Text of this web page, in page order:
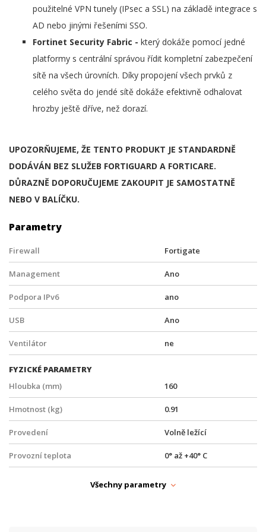
použitelné VPN tunely (IPsec a SSL) na základě integrace s
AD nebo jinými řešeními SSO.
Fortinet Security Fabric - který dokáže pomocí jedné
platformy s centrální správou řídit kompletní zabezpečení
sítě na všech úrovních. Díky propojení všech prvků z
celého světa do jendé sítě dokáže efektivně odhalovat
hrozby ještě dříve, než dorazí.
UPOZORŇUJEME, ŽE TENTO PRODUKT JE STANDARDNĚ
DODÁVÁN BEZ SLUŽEB FORTIGUARD A FORTICARE.
DŮRAZNĚ DOPORUČUJEME ZAKOUPIT JE SAMOSTATNĚ
NEBO V BALÍČKU.
Parametry
Firewall Fortigate
Management Ano
Podpora IPv6 ano
USB Ano
Ventilátor ne
FYZICKÉ PARAMETRY
Hloubka (mm)
160
Hmotnost (kg) 0.91
Provedení Volně ležící
Provozní teplota 0° až +40° C
Všechny parametry